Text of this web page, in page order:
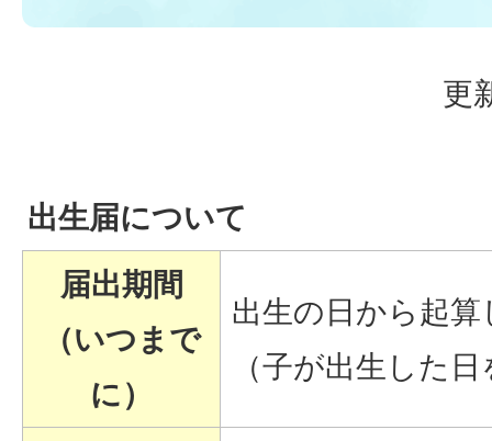
更
出生届について
届出期間
（いつまで
に）
出生の日から起算
（子が出生した